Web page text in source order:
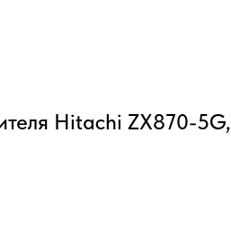
Hitachi ZX870-5G,